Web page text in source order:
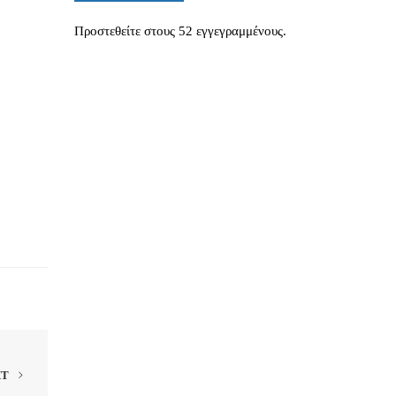
Προστεθείτε στους 52 εγγεγραμμένους.